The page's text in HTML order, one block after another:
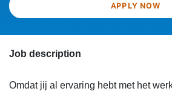
APPLY NOW
Job description
Omdat jij al ervaring hebt met het